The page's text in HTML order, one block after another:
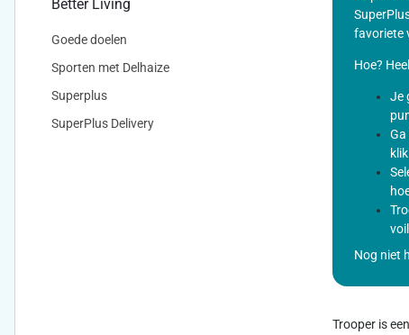
Better Living
Goede doelen
Sporten met Delhaize
Superplus
SuperPlus Delivery
favoriete
Hoe?
Je
Ga
Nog niet
Trooper is